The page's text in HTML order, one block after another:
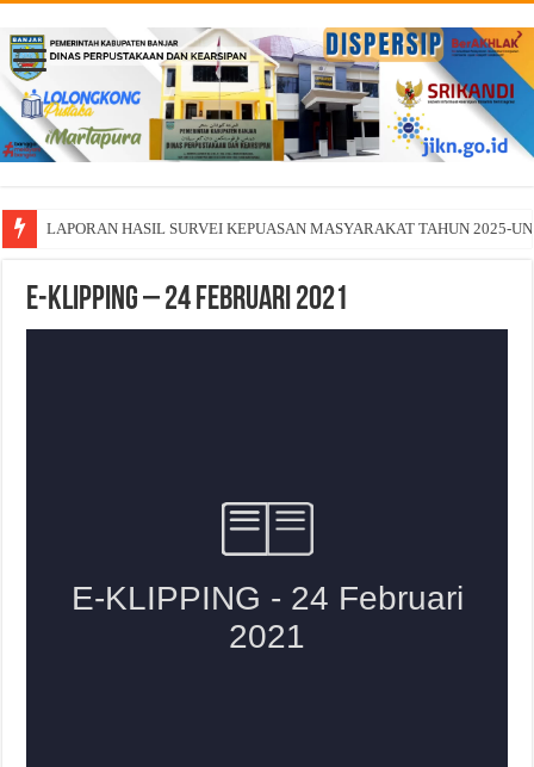
LAPORAN HASIL SURVEI KEPUASAN MASYARAKAT TAHUN 2025-
E-KLIPPING – 24 Februari 2021